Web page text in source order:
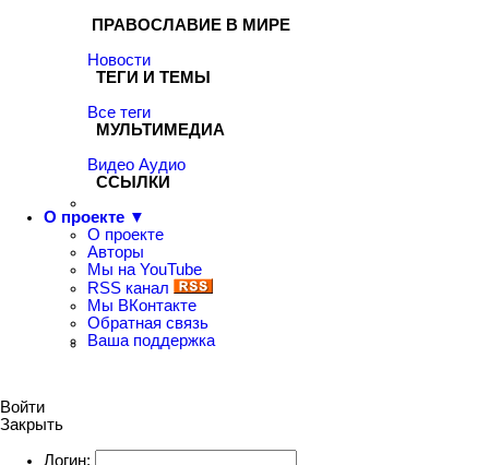
ПРАВОСЛАВИЕ В МИРЕ
Новости
ТЕГИ И ТЕМЫ
Все теги
МУЛЬТИМЕДИА
Видео Аудио
ССЫЛКИ
О проекте ▼
О проекте
Авторы
Мы на YouTube
RSS канал
Мы ВКонтакте
Обратная связь
Ваша поддержка
Войти
Закрыть
Логин: